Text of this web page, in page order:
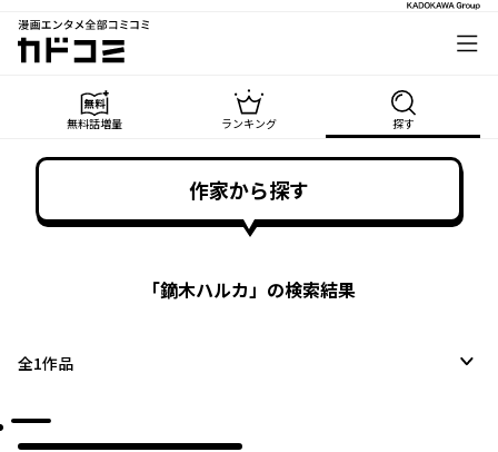
漫画エンタメ全部コミコミ
カドコミ
無料話増量 ランキング 探す
作家から探す
「鏑木ハルカ」の検索結果
全1作品